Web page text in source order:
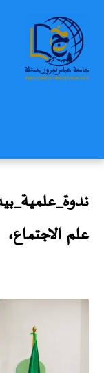
علم الاجتماع،